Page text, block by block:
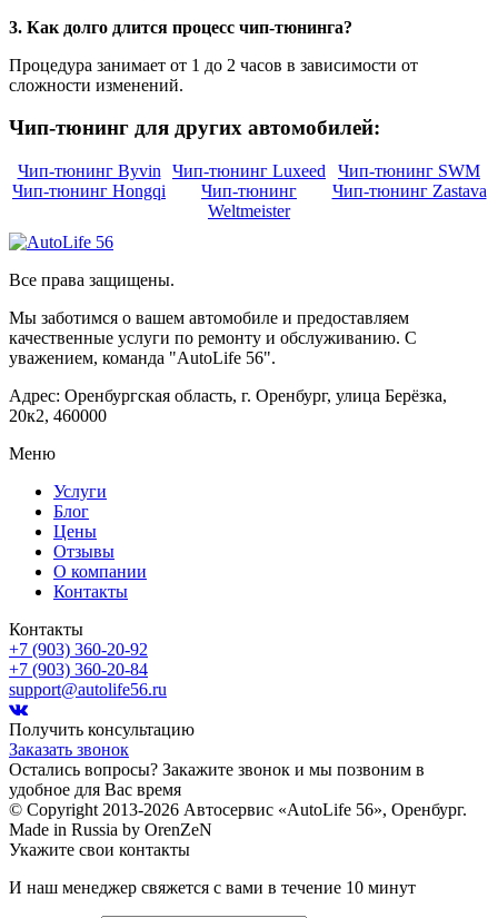
3. Как долго длится процесс чип-тюнинга?
Процедура занимает от 1 до 2 часов в зависимости от
сложности изменений.
Чип-тюнинг для других автомобилей:
Чип-тюнинг Byvin Чип-тюнинг Luxeed
Чип-тюнинг SWM
Чип-тюнинг Hongqi
Чип-тюнинг
Weltmeister
Чип-тюнинг Zastava
Все права защищены.
Мы заботимся о вашем автомобиле и предоставляем
качественные услуги по ремонту и обслуживанию. С
уважением, команда "AutoLife 56".
Адрес: Оренбургская область, г. Оренбург, улица Берёзка,
20к2, 460000
Меню
Услуги
Блог
Цены
Отзывы
О компании
Контакты
Контакты
+7 (903) 360-20-92
+7 (903) 360-20-84
support@autolife56.ru
Получить консультацию
Заказать звонок
Остались вопросы? Закажите звонок и мы позвоним в
удобное для Вас время
© Copyright 2013-2026 Автосервис «AutoLife 56», Оренбург.
Made in Russia by OrenZeN
Укажите свои контакты
И наш менеджер свяжется с вами в течение 10 минут